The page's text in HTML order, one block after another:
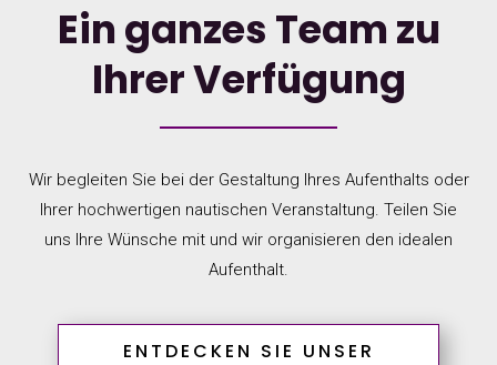
Ein ganzes Team zu
Ihrer Verfügung
Wir begleiten Sie bei der Gestaltung Ihres Aufenthalts oder
Ihrer hochwertigen nautischen Veranstaltung. Teilen Sie
uns Ihre Wünsche mit und wir organisieren den idealen
Aufenthalt.
ENTDECKEN SIE UNSER